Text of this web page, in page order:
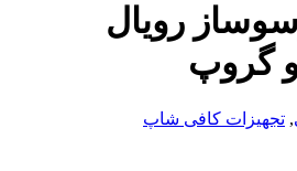
رویال
, تجهیزات کافی شاپ